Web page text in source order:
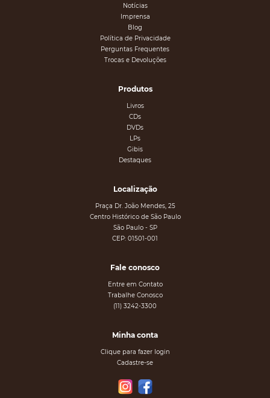
Notícias
Imprensa
Blog
Política de Privacidade
Perguntas Frequentes
Trocas e Devoluções
Produtos
Livros
CDs
DVDs
LPs
Gibis
Destaques
Localização
Praça Dr. João Mendes, 25
Centro Histórico de São Paulo
São Paulo - SP
CEP: 01501-001
Fale conosco
Entre em Contato
Trabalhe Conosco
(11) 3242-3300
Minha conta
Clique para fazer login
Cadastre-se